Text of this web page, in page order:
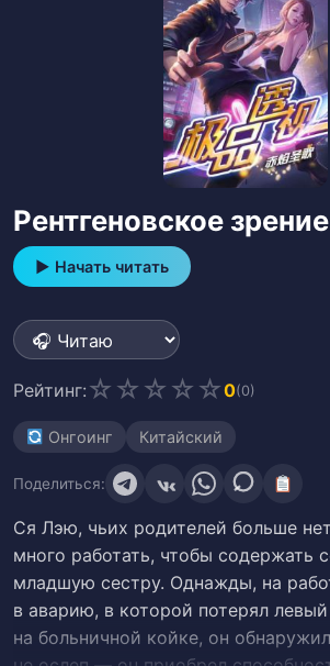
Рентгеновское зрение
▶ Начать читать
Рейтинг: ☆ ☆ ☆ ☆ ☆0(0)
Онгоинг Китайский
Поделиться:
Ся Лэю, чьих родителей больше
много работать, чтобы содержать
младшую сестру. Однажды, на
в аварию, в которой потерял
на больничной койке, он